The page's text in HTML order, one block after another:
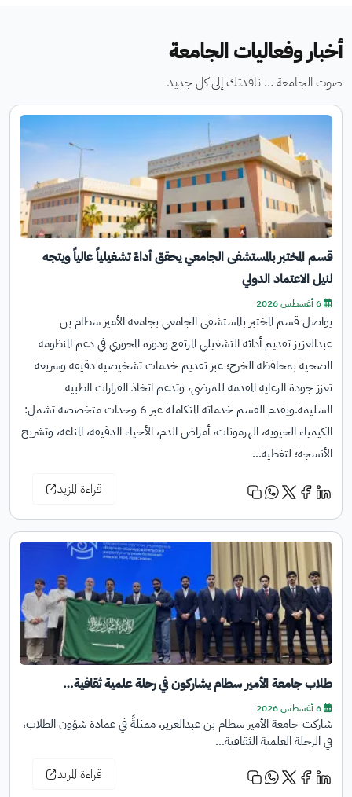
أخبار وفعاليات الجامعة
صوت الجامعة … نافذتك إلى كل جديد
قسم المختبر بالمستشفى الجامعي يحقق أداءً تشغيلياً عالياً ويتجه
لنيل الاعتماد الدولي
6 أغسطس 2026
يواصل قسم المختبر بالمستشفى الجامعي بجامعة الأمير سطام بن
عبدالعزيز تقديم أدائه التشغيلي المرتفع ودوره المحوري في دعم المنظومة
الصحية بمحافظة الخرج؛ عبر تقديم خدمات تشخيصية دقيقة وسريعة
تعزز جودة الرعاية المقدمة للمرضى، وتدعم اتخاذ القرارات الطبية
السليمة.ويقدم القسم خدماته المتكاملة عبر 6 وحدات متخصصة تشمل:
الكيمياء الحيوية، الهرمونات، أمراض الدم، الأحياء الدقيقة، المناعة، وتشريح
الأنسجة؛ لتغطية…
قراءة المزيد
طلاب جامعة الأمير سطام يشاركون في رحلة علمية ثقافية…
6 أغسطس 2026
شاركت جامعة الأمير سطام بن عبدالعزيز، ممثلةً في عمادة شؤون الطلاب،
في الرحلة العلمية الثقافية…
قراءة المزيد